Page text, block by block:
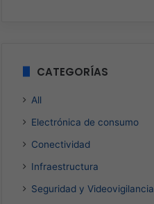
CATEGORÍAS
All
Electrónica de consumo
Conectividad
Infraestructura
Seguridad y Videovigilancia